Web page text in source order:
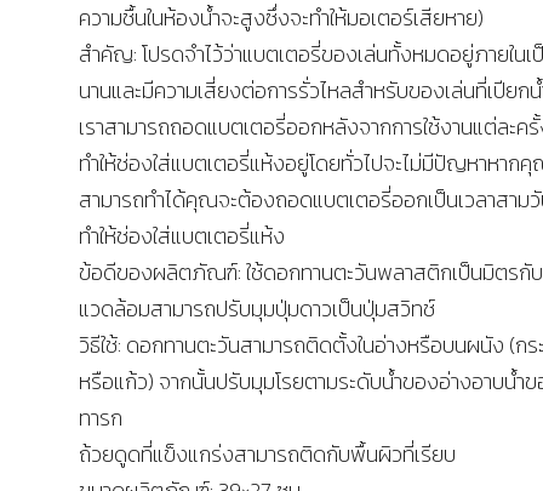
ความชื้นในห้องน้ำจะสูงซึ่งจะทำให้มอเตอร์เสียหาย)
สำคัญ: โปรดจำไว้ว่าแบตเตอรี่ของเล่นทั้งหมดอยู่ภายในเ
นานและมีความเสี่ยงต่อการรั่วไหลสำหรับของเล่นที่เปียก
เราสามารถถอดแบตเตอรี่ออกหลังจากการใช้งานแต่ละค
ทำให้ช่องใส่แบตเตอรี่แห้งอยู่โดยทั่วไปจะไม่มีปัญหาหาก
สามารถทำได้คุณจะต้องถอดแบตเตอรี่ออกเป็นเวลาสาม
ทำให้ช่องใส่แบตเตอรี่แห้ง
ข้อดีของผลิตภัณฑ์: ใช้ดอกทานตะวันพลาสติกเป็นมิตรกั
แวดล้อมสามารถปรับมุมปุ่มดาวเป็นปุ่มสวิทช์
วิธีใช้: ดอกทานตะวันสามารถติดตั้งในอ่างหรือบนผนัง (กร
หรือแก้ว) จากนั้นปรับมุมโรยตามระดับน้ำของอ่างอาบน้ำ
ทารก
ถ้วยดูดที่แข็งแกร่งสามารถติดกับพื้นผิวที่เรียบ